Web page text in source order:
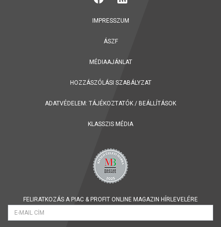
IMPRESSZUM
ÁSZF
MÉDIAAJÁNLAT
HOZZÁSZÓLÁSI SZABÁLYZAT
ADATVÉDELEM: TÁJÉKOZTATÓK / BEÁLLÍTÁSOK
KLASSZIS MÉDIA
FELIRATKOZÁS A PIAC & PROFIT ONLINE MAGAZIN HÍRLEVELÉRE